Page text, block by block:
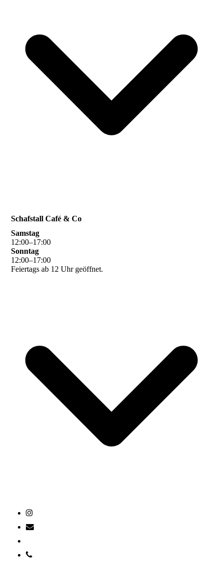
Schafstall Café & Co
Samstag
12:00–17:00
Sonntag
12:00–17:00
Feiertags ab 12 Uhr geöffnet.